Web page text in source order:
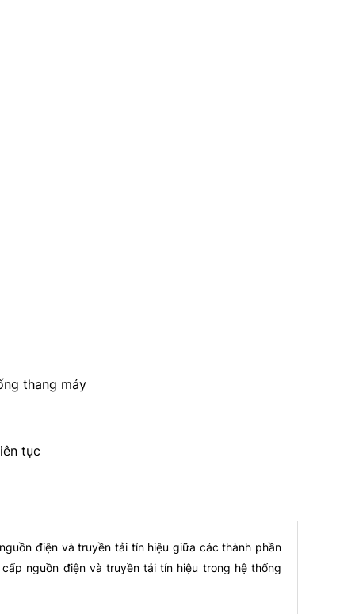
thang máy
tục
điện và truyền tải tín hiệu giữa các thành phần
nguồn điện và truyền tải tín hiệu trong hệ thống